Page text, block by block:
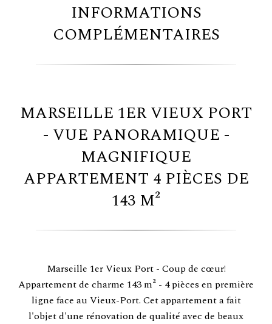
INFORMATIONS
COMPLÉMENTAIRES
MARSEILLE 1ER VIEUX PORT
- VUE PANORAMIQUE -
MAGNIFIQUE
APPARTEMENT 4 PIÈCES DE
143 M²
Marseille 1er Vieux Port - Coup de cœur!
Appartement de charme 143 m² - 4 pièces en première
ligne face au Vieux-Port. Cet appartement a fait
l'objet d'une rénovation de qualité avec de beaux